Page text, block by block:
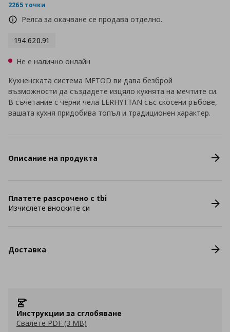
2265 точки
Релса за окачване се продава отделно.
194.620.91
Не е налично онлайн
Кухненската система METOD ви дава безброй
възможности да създадете изцяло кухнята на мечтите си.
В съчетание с черни чела LERHYTTAN със скосени ръбове,
вашата кухня придобива топъл и традиционен характер.
Описание на продукта
Платете разсрочено с tbi
Изчислете вноските си
Доставка
Инструкции за сглобяване
Свалете PDF (3 MB)